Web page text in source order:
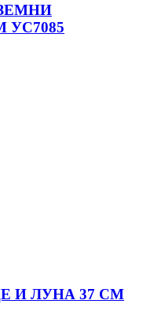
И ЛУНА 37 СМ